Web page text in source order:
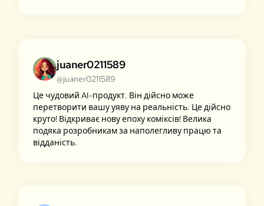
juaner0211589
@juaner0211589
Це чудовий AI-продукт. Він дійсно може
перетворити вашу уяву на реальність. Це дійсно
круто! Відкриває нову епоху коміксів! Велика
подяка розробникам за наполегливу працю та
відданість.